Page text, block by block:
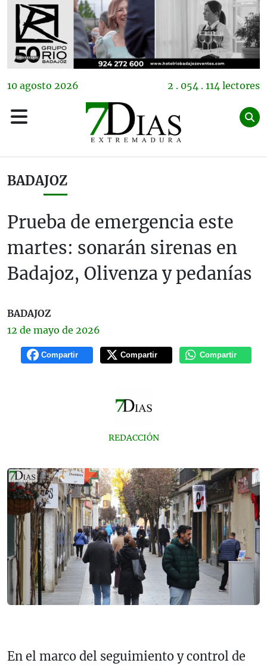
10 agosto 2026 2 . 054 . 114 lectores
BADAJOZ
Prueba de emergencia este
martes: sonarán sirenas en
Badajoz, Olivenza y pedanías
BADAJOZ
12 de mayo de 2026
Compartir Compartir Compartir
REDACCIÓN
En el marco del seguimiento y control de